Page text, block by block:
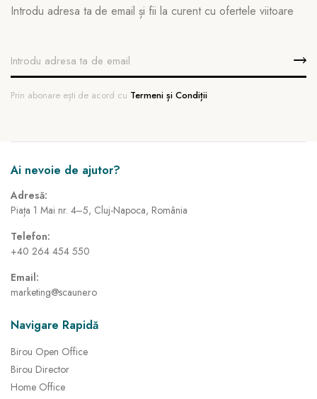
Introdu adresa ta de email și fii la curent cu ofertele viitoare
Prin abonare ești de acord cu Termeni și Condiții
Ai nevoie de ajutor?
Adresă:
Piața 1 Mai nr. 4–5, Cluj-Napoca, România
Telefon:
+40 264 454 550
Email:
marketing@scaune.ro
Navigare Rapidă
Birou Open Office
Birou Director
Home Office